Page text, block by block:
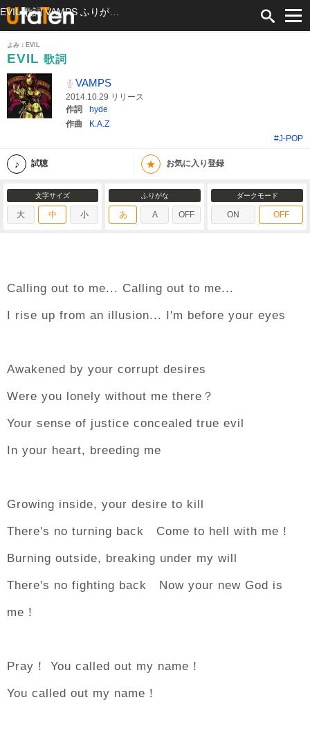
よみ：EVIL
EVIL 歌詞
VAMPS
2014.10.29 リリース
作詞
hyde
作曲
K.A.Z
#J-POP
試聴 ★ お気に入り登録
文字サイズ
大 中 小
ふりがな
あ A OFF
ダークモード
ON OFF
Calling out to me... Calling out to me...
I rise up from an illusion... I'm before your eyes
Awakened by your corrupt desires
Were you lonely without me there？
Your sense of justice concealed true evil
In your heart, breeding me
Growing inside, your desire to kill
There's no turning back Come to hell with me！
Burning outside, breaking under my will
There's no fighting back Now your new God is
me！
Pray！ You called out my name！
You called out my name！